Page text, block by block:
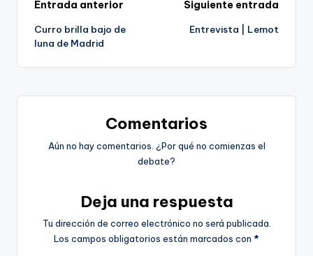
Navegación
de
entradas
Entrada anterior
Curro brilla bajo de
luna de Madrid
Siguiente entrada
Entrevista | Lemot
Comentarios
Aún no hay comentarios. ¿Por qué no comienzas el
debate?
Deja una respuesta
Tu dirección de correo electrónico no será publicada.
Los campos obligatorios están marcados con *